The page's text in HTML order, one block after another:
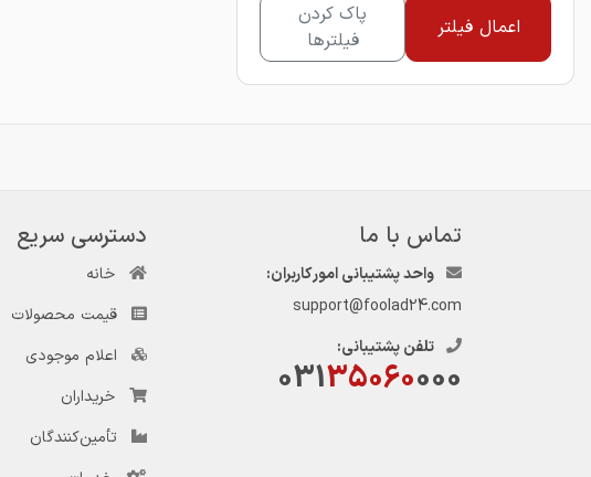
اعمال فیلتر
پاک کردن
فیلترها
تماس با ما
واحد پشتیبانی امور کاربران:
support@foolad24.com
تلفن پشتیبانی:
03135060000
دسترسی سریع
خانه
قیمت محصولات
اعلام موجودی
خریداران
تأمین‌کنندگان